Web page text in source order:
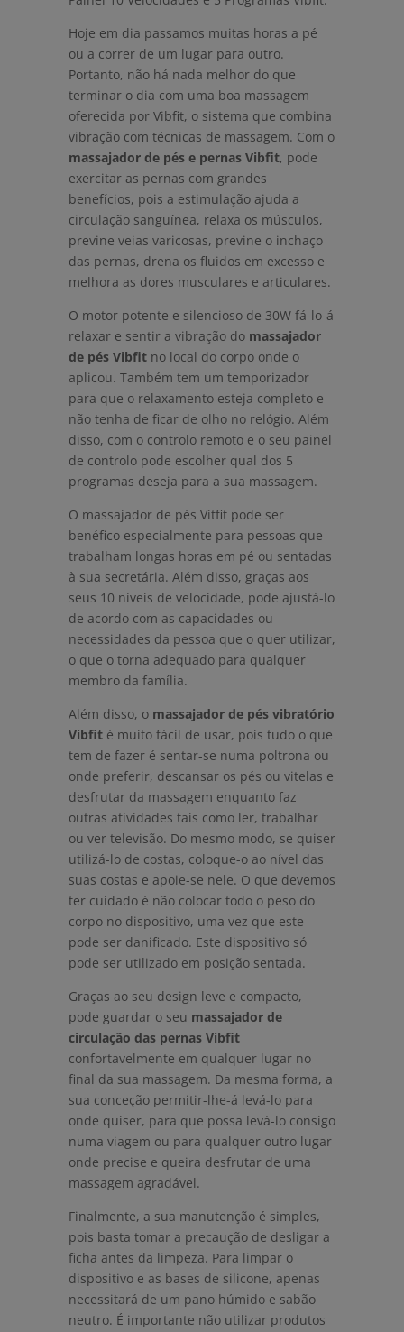
Hoje em dia passamos muitas horas a pé
ou a correr de um lugar para outro.
Portanto, não há nada melhor do que
terminar o dia com uma boa massagem
oferecida por Vibfit, o sistema que combina
vibração com técnicas de massagem. Com o
massajador de pés e pernas Vibfit, pode
exercitar as pernas com grandes
benefícios, pois a estimulação ajuda a
circulação sanguínea, relaxa os músculos,
previne veias varicosas, previne o inchaço
das pernas, drena os fluidos em excesso e
melhora as dores musculares e articulares.
O motor potente e silencioso de 30W fá-lo-á
relaxar e sentir a vibração do massajador
de pés Vibfitno local do corpo onde o
aplicou. Também tem um temporizador
para que o relaxamento esteja completo e
não tenha de ficar de olho no relógio. Além
disso, com o controlo remoto e o seu painel
de controlo pode escolher qual dos 5
programas deseja para a sua massagem.
O massajador de pés Vitfit pode ser
benéfico especialmente para pessoas que
trabalham longas horas em pé ou sentadas
à sua secretária. Além disso, graças aos
seus 10 níveis de velocidade, pode ajustá-lo
de acordo com as capacidades ou
necessidades da pessoa que o quer utilizar,
o que o torna adequado para qualquer
membro da família.
Além disso, o massajador de pés vibratório
Vibfité muito fácil de usar, pois tudo o que
tem de fazer é sentar-se numa poltrona ou
onde preferir, descansar os pés ou vitelas e
desfrutar da massagem enquanto faz
outras atividades tais como ler, trabalhar
ou ver televisão. Do mesmo modo, se quiser
utilizá-lo de costas, coloque-o ao nível das
suas costas e apoie-se nele. O que devemos
ter cuidado é não colocar todo o peso do
corpo no dispositivo, uma vez que este
pode ser danificado. Este dispositivo só
pode ser utilizado em posição sentada.
Graças ao seu design leve e compacto,
pode guardar o seu massajador de
circulação das pernas Vibfit
confortavelmente em qualquer lugar no
final da sua massagem. Da mesma forma, a
sua conceção permitir-lhe-á levá-lo para
onde quiser, para que possa levá-lo consigo
numa viagem ou para qualquer outro lugar
onde precise e queira desfrutar de uma
massagem agradável.
Finalmente, a sua manutenção é simples,
pois basta tomar a precaução de desligar a
ficha antes da limpeza. Para limpar o
dispositivo e as bases de silicone, apenas
necessitará de um pano húmido e sabão
neutro. É importante não utilizar produtos